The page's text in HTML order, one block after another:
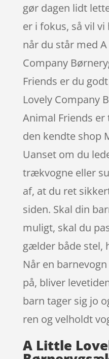
gør dagen lidt
er i fokus, så vil
når du står med
Company
Friends er du
Lovely Company
Animal Friends
den kendte shop
Uanset om du
trækvogne eller
af, at du ret
siden. Skal din
muligt, skal du
gælder både stel,
Når en
på, bliver
barn tager sig jo
ren og velholdt
A Little